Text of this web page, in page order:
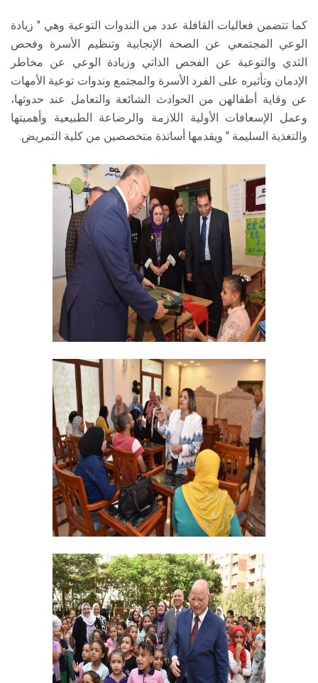
كما تتضمن فعاليات القافلة عدد من الندوات التوعية وهي " زيادة
الوعي المجتمعي عن الصحة الإنجابية وتنظيم الأسرة وفحص
الثدي والتوعية عن الفحص الذاتي وزيادة الوعي عن مخاطر
الإدمان وتأثيره على الفرد الأسرة والمجتمع وندوات توعية الأمهات
عن وقاية أطفالهن من الحوادث الشائعة والتعامل عند حدوثها،
وعمل الإسعافات الأولية اللازمة والرضاعة الطبيعية وأهميتها
والتغذية السليمة " ويقدمها أساتذة متخصصين من كلية التمريض.